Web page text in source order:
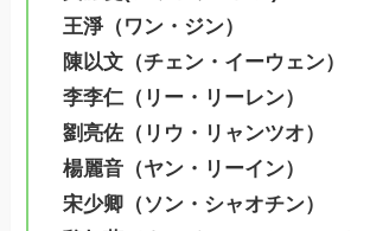
王淨（ワン・ジン）
陳以文（チェン・イーウェン）
李李仁（リー・リーレン）
劉亮佐（リウ・リャンツオ）
楊麗音（ヤン・リーイン）
宋少卿（ソン・シャオチン）